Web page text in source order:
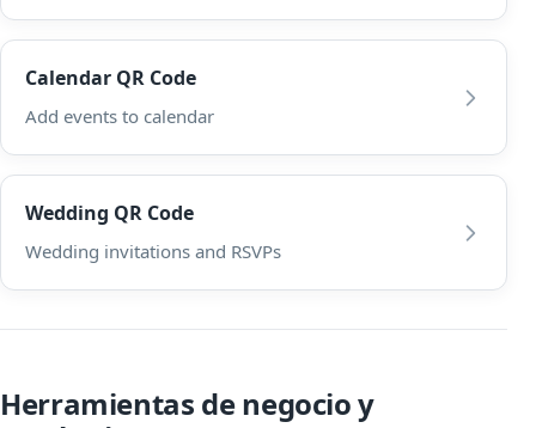
Calendar QR Code
Add events to calendar
Wedding QR Code
Wedding invitations and RSVPs
Herramientas de negocio y